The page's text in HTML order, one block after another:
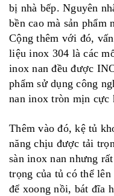
bị nhà bếp. Nguyên
bền cao mà sản phẩm
Cộng thêm với đó,
liệu inox 304 là các
inox nan đều được
phẩm sử dụng công
nan inox tròn mịn cực
Thêm vào đó, kệ tủ
năng chịu được tải
sàn inox nan nhưng
trọng của tủ có thể
để xoong nồi, bát đĩa